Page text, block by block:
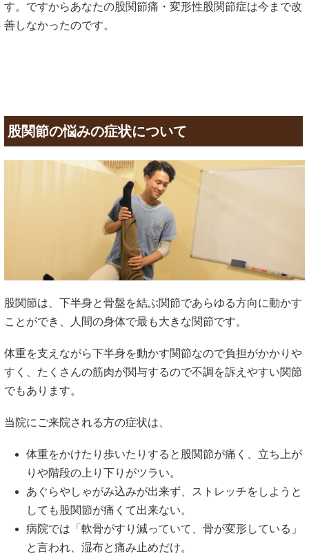
す。ですからあなたの股関節痛・変形性股関節症は今まで改
善しなかったのです。
股関節の悩みの症状について
股関節は、下半身と骨盤を結ぶ関節であらゆる方向に動かす
ことができ、人間の身体で最も大きな関節です。
体重を支えながら下半身を動かす関節なので負担がかかりや
すく、たくさんの筋肉が関与するので不調を訴えやすい関節
でもあります。
当院にご来院される方の症状は、
体重をかけたり歩いたりすると股関節が痛く、立ち上が
りや階段の上り下りがツラい。
あぐらやしゃがみ込みが出来ず、ストレッチをしようと
しても股関節が痛くて出来ない。
病院では「軟骨がすり減っていて、骨が変形している」
と言われ、湿布と痛み止めだけ。